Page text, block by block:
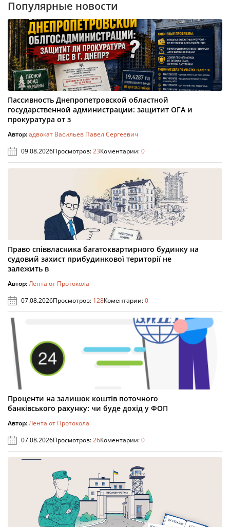
Популярные новости
Пассивность Днепропетровской областной
государственной администрации: защитит ОГА и
прокуратура от з
Автор:адвокат Васильев Павел Сергеевич
09.08.2026Просмотров:23Коментарии:0
Право співвласника багатоквартирного будинку на
судовий захист прибудинкової території не
залежить в
Автор:Лента от Протокола
07.08.2026Просмотров: 128Коментарии:0
Проценти на залишок коштів поточного
банківського рахунку: чи буде дохід у ФОП
Автор:Лента от Протокола
07.08.2026Просмотров:26Коментарии:0